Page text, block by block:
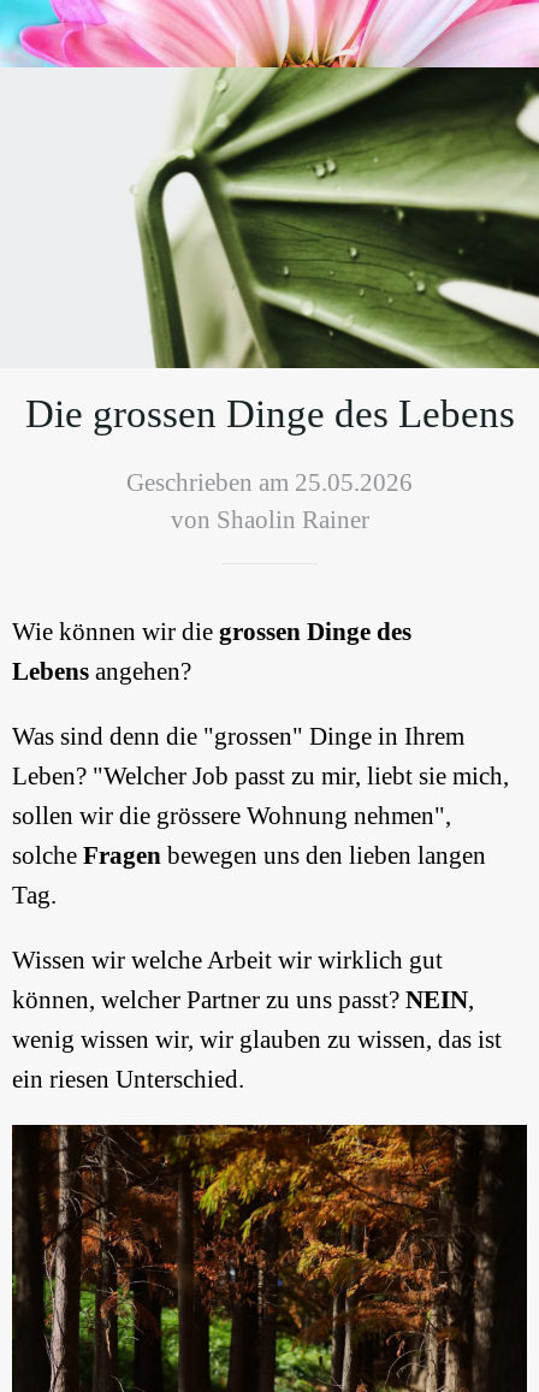
Die grossen Dinge des Lebens
Geschrieben am 25.05.2026
von Shaolin Rainer
Wie können wir die grossen Dinge des
Lebens angehen?
Was sind denn die "grossen" Dinge in Ihrem
Leben? "Welcher Job passt zu mir, liebt sie mich,
sollen wir die grössere Wohnung nehmen",
solche Fragen bewegen uns den lieben langen
Tag.
Wissen wir welche Arbeit wir wirklich gut
können, welcher Partner zu uns passt? NEIN,
wenig wissen wir, wir glauben zu wissen, das ist
ein riesen Unterschied.